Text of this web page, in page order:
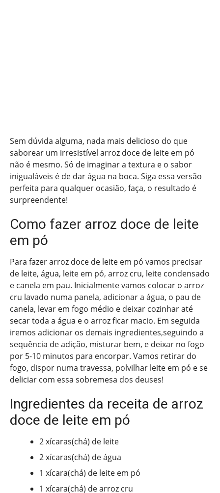
Sem dúvida alguma, nada mais delicioso do que
saborear um irresistível arroz doce de leite em pó
não é mesmo. Só de imaginar a textura e o sabor
inigualáveis é de dar água na boca. Siga essa versão
perfeita para qualquer ocasião, faça, o resultado é
surpreendente!
Como fazer arroz doce de leite
em pó
Para fazer arroz doce de leite em pó vamos precisar
de leite, água, leite em pó, arroz cru, leite condensado
e canela em pau. Inicialmente vamos colocar o arroz
cru lavado numa panela, adicionar a água, o pau de
canela, levar em fogo médio e deixar cozinhar até
secar toda a água e o arroz ficar macio. Em seguida
iremos adicionar os demais ingredientes,seguindo a
sequência de adição, misturar bem, e deixar no fogo
por 5-10 minutos para encorpar. Vamos retirar do
fogo, dispor numa travessa, polvilhar leite em pó e se
deliciar com essa sobremesa dos deuses!
Ingredientes da receita de arroz
doce de leite em pó
2 xícaras(chá) de leite
2 xícaras(chá) de água
1 xícara(chá) de leite em pó
1 xícara(chá) de arroz cru